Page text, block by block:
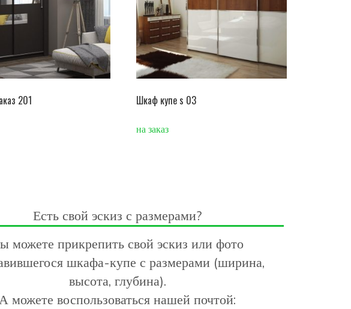
201 Шкаф купе s 03
на заказ
Есть свой эскиз с размерами?
можете прикрепить свой эскиз или фото
шкафа-купе с размерами (ширина,
высота, глубина).
можете воспользоваться нашей почтой: